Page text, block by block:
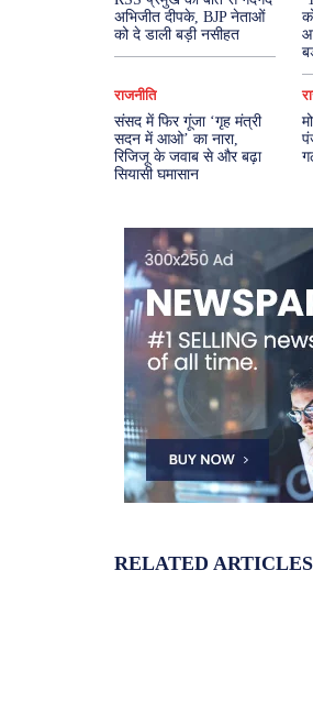
अभिजीत दीपके, BJP नेताओं
को दे डाली बड़ी नसीहत
राजनीति
संसद में फिर गूंजा ‘गृह मंत्री
सदन में आओ’ का नारा,
रिजिजू के जवाब से और बढ़ा
सियासी घमासान
RELATED ARTICLES